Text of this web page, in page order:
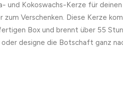
und Kokoswachs-Kerze für
zum Verschenken. Diese Kerze
Box und brennt über 55
designe die Botschaft ganz